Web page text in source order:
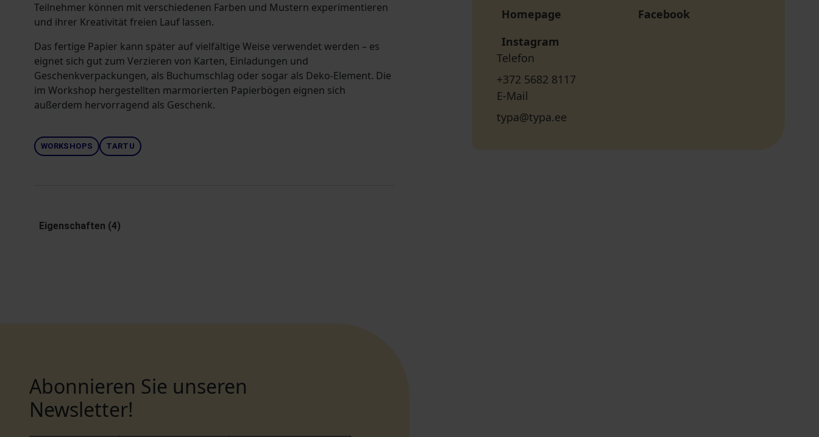
Teilnehmer können mit verschiedenen Farben und Mustern experimentieren
und ihrer Kreativität freien Lauf lassen.
Das fertige Papier kann später auf vielfältige Weise verwendet werden – es
eignet sich gut zum Verzieren von Karten, Einladungen und
Geschenkverpackungen, als Buchumschlag oder sogar als Deko-Element. Die
im Workshop hergestellten marmorierten Papierbögen eignen sich
außerdem hervorragend als Geschenk.
WORKSHOPS TARTU
Eigenschaften (4)
Homepage
Facebook
Instagram
Telefon
+372 5682 8117
E-Mail
typa@typa.ee
Abonnieren Sie unseren
Newsletter!